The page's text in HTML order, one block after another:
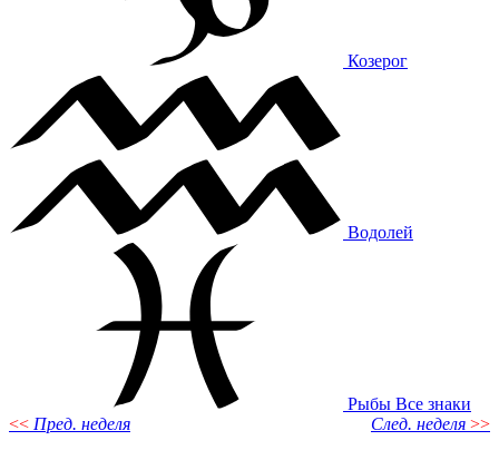
Козерог
Водолей
Рыбы Все знаки
<< Пред. неделя След. неделя >>